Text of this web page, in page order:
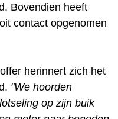
Bovendien heeft
contact opgenomen
herinnert zich het
"We hoorden
op zijn buik